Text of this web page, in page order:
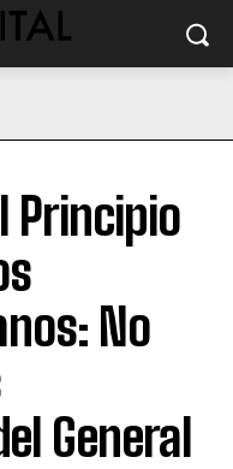
Principio
No
General